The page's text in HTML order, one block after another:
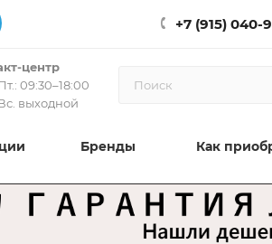
+7 (915) 040-
центр
09:30–18:00
выходной
Бренды Как